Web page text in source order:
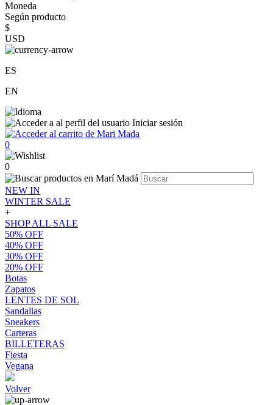
Moneda
Según producto
$
USD
ES
EN
Iniciar sesión
0
0
NEW IN
WINTER SALE
+
SHOP ALL SALE
50% OFF
40% OFF
30% OFF
20% OFF
Botas
Zapatos
LENTES DE SOL
Sandalias
Sneakers
Carteras
BILLETERAS
Fiesta
Vegana
Volver